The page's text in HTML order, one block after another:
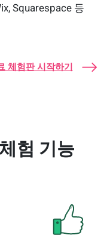
Squarespace 등
체험판 시작하기
험 기능